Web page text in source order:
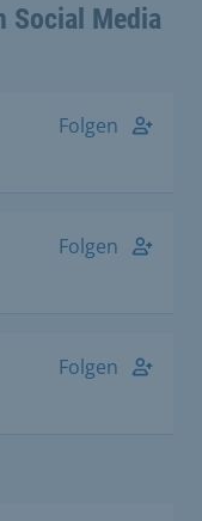
Social Media
Folgen
Folgen
Folgen